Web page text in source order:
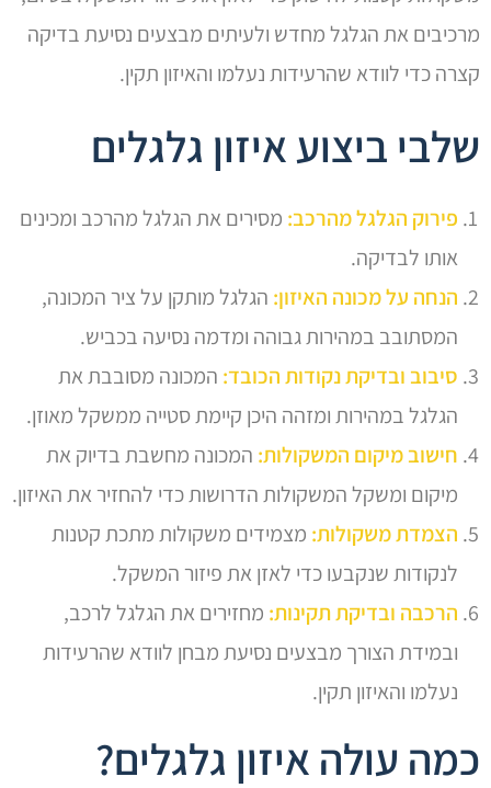
מרכיבים את הגלגל מחדש ולעיתים מבצעים נסיעת בדיקה
קצרה כדי לוודא שהרעידות נעלמו והאיזון תקין.
שלבי ביצוע איזון גלגלים
פירוק הגלגל מהרכב: מסירים את הגלגל מהרכב ומכינים
אותו לבדיקה.
הנחה על מכונה האיזון: הגלגל מותקן על ציר המכונה,
המסתובב במהירות גבוהה ומדמה נסיעה בכביש.
סיבוב ובדיקת נקודות הכובד: המכונה מסובבת את
הגלגל במהירות ומזהה היכן קיימת סטייה ממשקל מאוזן.
חישוב מיקום המשקולות: המכונה מחשבת בדיוק את
מיקום ומשקל המשקולות הדרושות כדי להחזיר את האיזון.
הצמדת משקולות: מצמידים משקולות מתכת קטנות
לנקודות שנקבעו כדי לאזן את פיזור המשקל.
הרכבה ובדיקת תקינות: מחזירים את הגלגל לרכב,
ובמידת הצורך מבצעים נסיעת מבחן לוודא שהרעידות
נעלמו והאיזון תקין.
כמה עולה איזון גלגלים?